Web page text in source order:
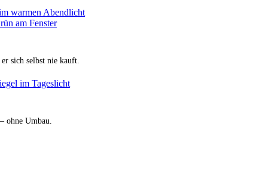
sich selbst nie kauft.
ohne Umbau.